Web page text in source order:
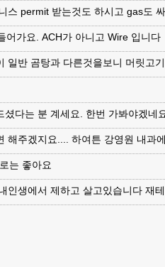
스 permit 받는것도 하시고 gas도
어가요. ACH가 아니고 Wire 입니다
일반 곰탕과 다른것을보니 머릿고
셨다는 분 계세요. 한번 가봐야겠네
해주겠지요.... 하여튼 강영원 내과
는 좋아요
인생에서 제하고 살고있습니다 재